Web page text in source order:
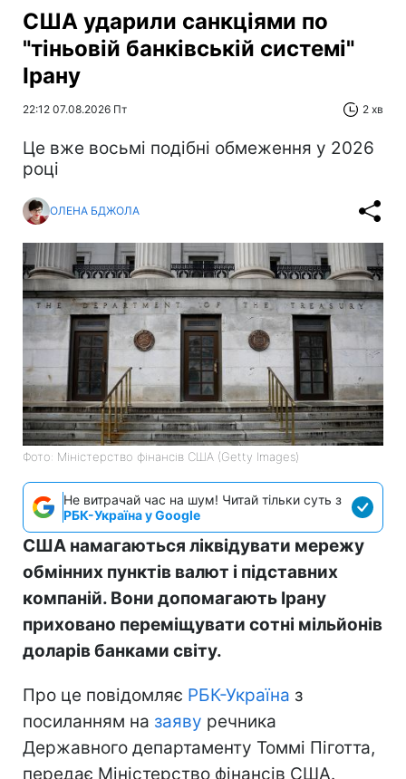
США ударили санкціями по
"тіньовій банківській системі"
Ірану
22:12 07.08.2026 Пт 2 хв
Це вже восьмі подібні обмеження у 2026
році
ОЛЕНА БДЖОЛА
Фото: Міністерство фінансів СШA (Getty Images)
Не витрачай час на шум! Читай тільки суть з
РБК-Україна у Google
США намагаються ліквідувати мережу
обмінних пунктів валют і підставних
компаній. Вони допомагають Ірану
приховано переміщувати сотні мільйонів
доларів банками світу.
Про це повідомляє РБК-Україна з
посиланням на заяву речника
Державного департаменту Томмі Піготта,
передає Міністерство фінансів США.